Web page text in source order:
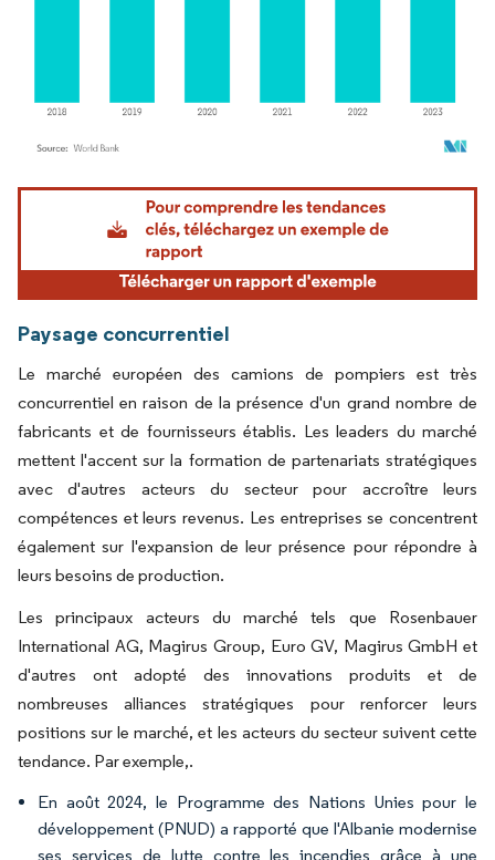
Image © Mordor Intelligence. La réutilisation nécessite une attribution sous CC BY
Paysage concurrentiel
Le marché européen des camions de pompiers est très
concurrentiel en raison de la présence d'un grand nombre de
fabricants et de fournisseurs établis. Les leaders du marché
mettent l'accent sur la formation de partenariats stratégiques
avec d'autres acteurs du secteur pour accroître leurs
compétences et leurs revenus. Les entreprises se concentrent
également sur l'expansion de leur présence pour répondre à
leurs besoins de production.
Les principaux acteurs du marché tels que Rosenbauer
International AG, Magirus Group, Euro GV, Magirus GmbH et
d'autres ont adopté des innovations produits et de
nombreuses alliances stratégiques pour renforcer leurs
positions sur le marché, et les acteurs du secteur suivent cette
tendance. Par exemple,.
En août 2024, le Programme des Nations Unies pour le
développement (PNUD) a rapporté que l'Albanie modernise
ses services de lutte contre les incendies grâce à une